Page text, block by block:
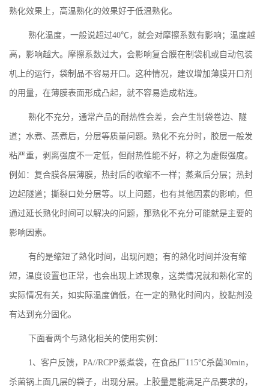
熟化效果上，高温熟化的效果好于低温熟化。
熟化温度，一般说超过40℃，就会对摩擦系数有影响；温度越
高，影响越大。摩擦系数过大，会影响复合膜在制袋机或自动包装
机上的运行，袋制品不容易开口。这种情况，建议增加薄膜开口剂
的用量，在薄膜表面形成凸起，就不容易造成粘连。
熟化不充分，通常产品的耐热性会差，会产生制袋卷边、隧
道；水煮、蒸煮后，分层等质量问题。熟化不充分时，胶层一般发
粘严重，剥离强度不一定低，但耐热性能不好，称之为虚假强度。
例如：复合膜各层薄膜，热封后的收缩不一样；蒸煮后分层；热封
边起隧道；撕裂口处分层等。以上问题，也有其他因素的影响，但
通过延长熟化时间可以解决的问题，那熟化不充分可能就是主要的
影响因素。
有的是缩短了熟化时间，出现问题；有的熟化时间并没有缩
短，温度设置也正常，也会出现上述现象，这类情况就和熟化室的
实际情况有关，如实际温度偏低，在一定的熟化时间内，胶黏剂没
有达到充分固化。
下面看两个与熟化相关的使用实例：
1、客户反馈，PA//RCPP蒸煮袋，在食品厂115℃杀菌30min，
杀菌锅上面几层的袋子，出现分层。上胶量是能满足产品要求的，